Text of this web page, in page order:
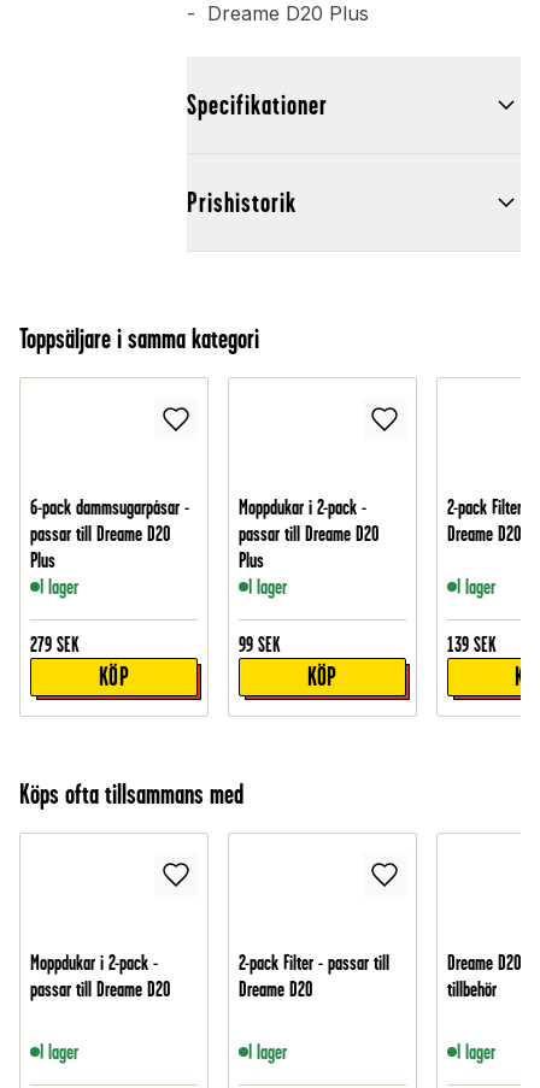
- Dreame D20 Plus
Specifikationer
Prishistorik
Toppsäljare i samma kategori
6-pack dammsugarpåsar -
passar till Dreame D20
Plus
I lager
279 SEK
KÖP
Moppdukar i 2-pack -
passar till Dreame D20
Plus
I lager
99 SEK
KÖP
2-pack Filter -
Dreame D20
I lager
139 SEK
Köps ofta tillsammans med
Moppdukar i 2-pack -
passar till Dreame D20
I lager
2-pack Filter - passar till
Dreame D20
I lager
Dreame D20
tillbehör
I lager